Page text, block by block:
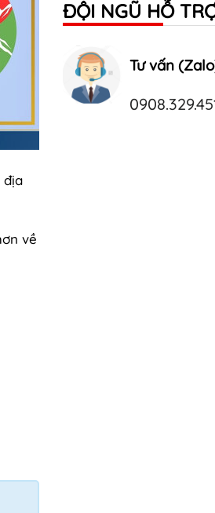
địa
về
ĐỘI NGŨ HỖ
Tư vấn